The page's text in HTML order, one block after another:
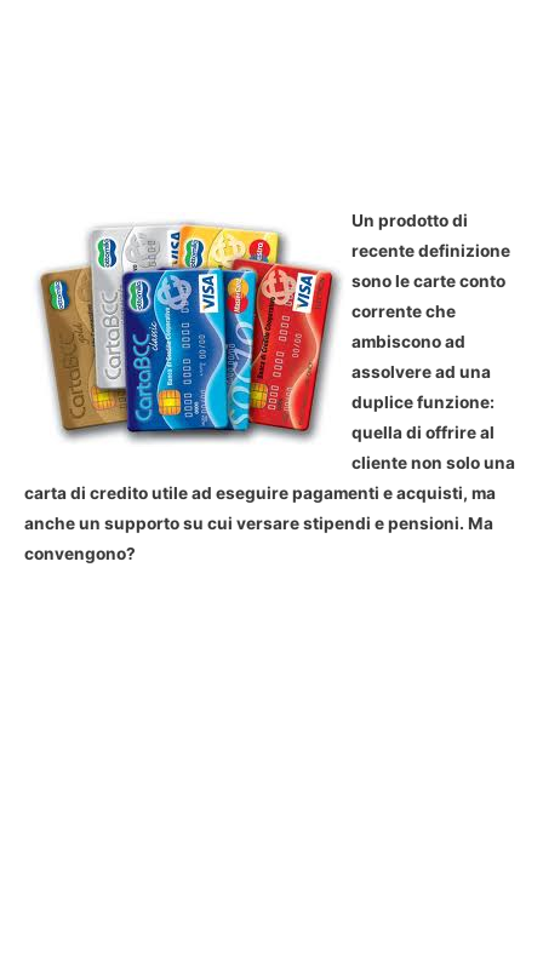
Un prodotto di
recente definizione
sono le carte conto
corrente che
ambiscono ad
assolvere ad una
duplice funzione:
quella di offrire al
cliente non solo una
carta di credito utile ad eseguire pagamenti e acquisti, ma
anche un supporto su cui versare stipendi e pensioni. Ma
convengono?